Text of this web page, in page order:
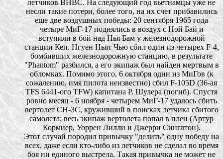
летчиков ВНВС. На следующий год вьетнамцы уже не
несли такие потери, более того, на их счет прибавились
еще две воздушных победы: 20 сентября 1965 года
четыре МиГ-17 поднялись в воздух с Ной Бай и
вступили в бой над Нья Бам у железнодорожной
станции Кеп. Нгуен Ньят Чью сбил один из четырех F-4,
бомбивших железнодорожную станцию, в результате
"Phantom" разбился, а его экипаж был найден мертвым в
обломках. Помимо этого, 6 октября один из МиГов (к
сожалению, имя пилота неизвестно) сбил F-105D (36-ая
TFS 6441-ого TFW) капитана Р. Шулера (погиб). Спустя
ровно месяц - 6 ноября - четырем МиГ-17 удалось сбить
вертолет СН-3С, круживший в поисках летчика сбитого
самолета; весь экипаж вертолета попал в плен (Артур
Кормиер, Уоррен Лилли и Джерри Синглтон).
Этот случай породил привычку "делить" одну победу на
всех, даже если кто-либо из летчиков не сделал во время
боя ни единого выстрела. Такая привычка не может не